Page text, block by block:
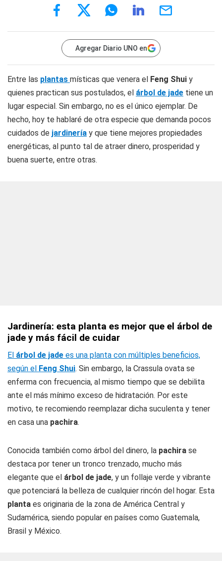
Agregar Diario UNO en
Entre las plantas místicas que venera el Feng Shui y
quienes practican sus postulados, el árbol de jade tiene un
lugar especial. Sin embargo, no es el único ejemplar. De
hecho, hoy te hablaré de otra especie que demanda pocos
cuidados de jardinería y que tiene mejores propiedades
energéticas, al punto tal de atraer dinero, prosperidad y
buena suerte, entre otras.
Jardinería: esta planta es mejor que el árbol de
jade y más fácil de cuidar
El árbol de jade es una planta con múltiples beneficios,
según el Feng Shui. Sin embargo, la Crassula ovata se
enferma con frecuencia, al mismo tiempo que se debilita
ante el más mínimo exceso de hidratación. Por este
motivo, te recomiendo reemplazar dicha suculenta y tener
en casa una pachira.
Conocida también como árbol del dinero, la pachira se
destaca por tener un tronco trenzado, mucho más
elegante que el árbol de jade, y un follaje verde y vibrante
que potenciará la belleza de cualquier rincón del hogar. Esta
planta es originaria de la zona de América Central y
Sudamérica, siendo popular en países como Guatemala,
Brasil y México.